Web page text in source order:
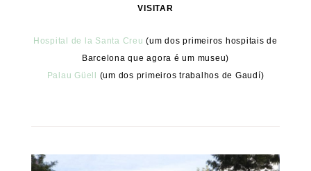
VISITAR
Hospital de la Santa Creu (um dos primeiros hospitais de
Barcelona que agora é um museu)
Palau Güell
(um dos primeiros trabalhos de Gaudí)